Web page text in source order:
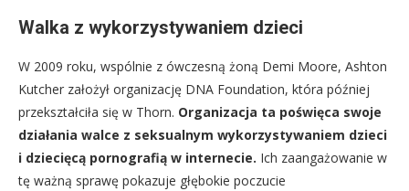
Walka z wykorzystywaniem dzieci
W 2009 roku, wspólnie z ówczesną żoną Demi Moore, Ashton
Kutcher założył organizację DNA Foundation, która później
przekształciła się w Thorn. Organizacja ta poświęca swoje
działania walce z seksualnym wykorzystywaniem dzieci
i dziecięcą pornografią w internecie. Ich zaangażowanie w
tę ważną sprawę pokazuje głębokie poczucie